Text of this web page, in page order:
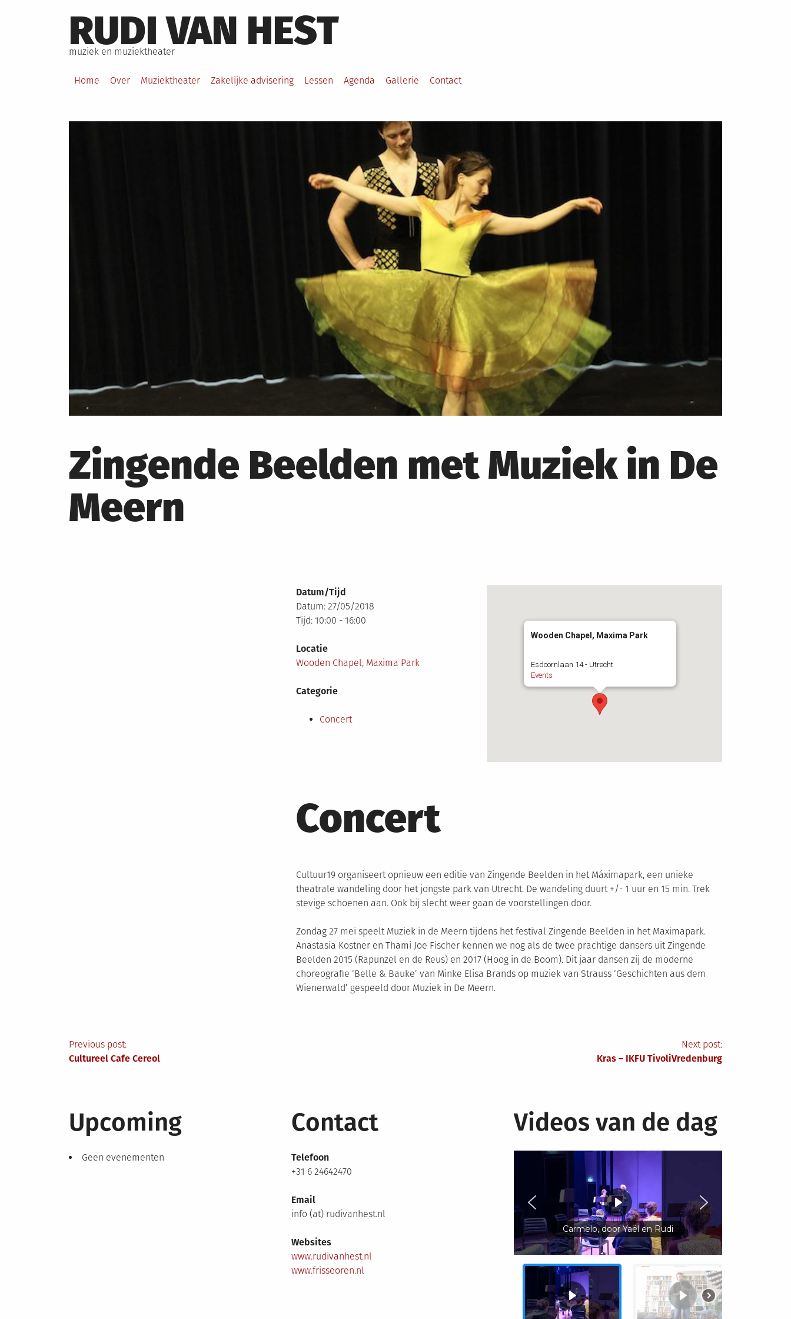
to
content
RUDI VAN HEST
muziek en muziektheater
Home Over Muziektheater Zakelijke advisering Lessen Agenda Gallerie Contact
Zingende Beelden met Muziek in De
Meern
Wooden Chapel, Maxima Park
Esdoornlaan 14 - Utrecht
Events
Datum/Tijd
Datum: 27/05/2018
Tijd: 10:00 - 16:00
Locatie
Wooden Chapel, Maxima Park
Categorie
Concert
Concert
Cultuur19 organiseert opnieuw een editie van Zingende Beelden in het Máximapark, een unieke
theatrale wandeling door het jongste park van Utrecht. De wandeling duurt +/- 1 uur en 15 min. Trek
stevige schoenen aan. Ook bij slecht weer gaan de voorstellingen door.
Zondag 27 mei speelt Muziek in de Meern tijdens het festival Zingende Beelden in het Maximapark.
Anastasia Kostner en Thami Joe Fischer kennen we nog als de twee prachtige dansers uit Zingende
Beelden 2015 (Rapunzel en de Reus) en 2017 (Hoog in de Boom). Dit jaar dansen zij de moderne
choreografie ‘Belle & Bauke’ van Minke Elisa Brands op muziek van Strauss ‘Geschichten aus dem
Wienerwald’ gespeeld door Muziek in De Meern.
Berichtnavigatie
Previous post:
Cultureel Cafe Cereol
Next post:
Kras – IKFU TivoliVredenburg
Upcoming
Geen evenementen
Contact
Telefoon
+31 6 24642470
Email
info (at) rudivanhest.nl
Websites
www.rudivanhest.nl
www.frisseoren.nl
Videos van de dag
Carmelo, door Yaël en Rudi